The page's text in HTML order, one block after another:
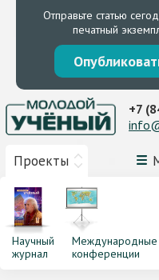
Отправьте статью
печатный
Проекты
+7
Научный
журнал
Международные
конференции